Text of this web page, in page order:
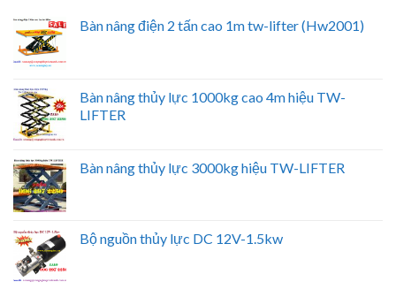
Bàn nâng điện 2 tấn cao 1m tw-lifter (Hw2001)
Bàn nâng thủy lực 1000kg cao 4m hiệu TW-
LIFTER
Bàn nâng thủy lực 3000kg hiệu TW-LIFTER
Bộ nguồn thủy lực DC 12V-1.5kw